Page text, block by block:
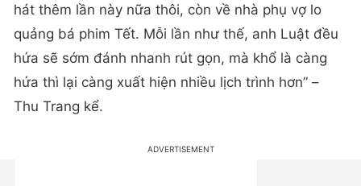
hát thêm lần này nữa thôi, còn về nhà phụ vợ lo
quảng bá phim Tết. Mỗi lần như thế, anh Luật đều
hứa sẽ sớm đánh nhanh rút gọn, mà khổ là càng
hứa thì lại càng xuất hiện nhiều lịch trình hơn” –
Thu Trang kể.